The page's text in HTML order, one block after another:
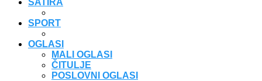
SPORT
OGLASI
MALI OGLASI
ČITULJE
POSLOVNI OGLASI